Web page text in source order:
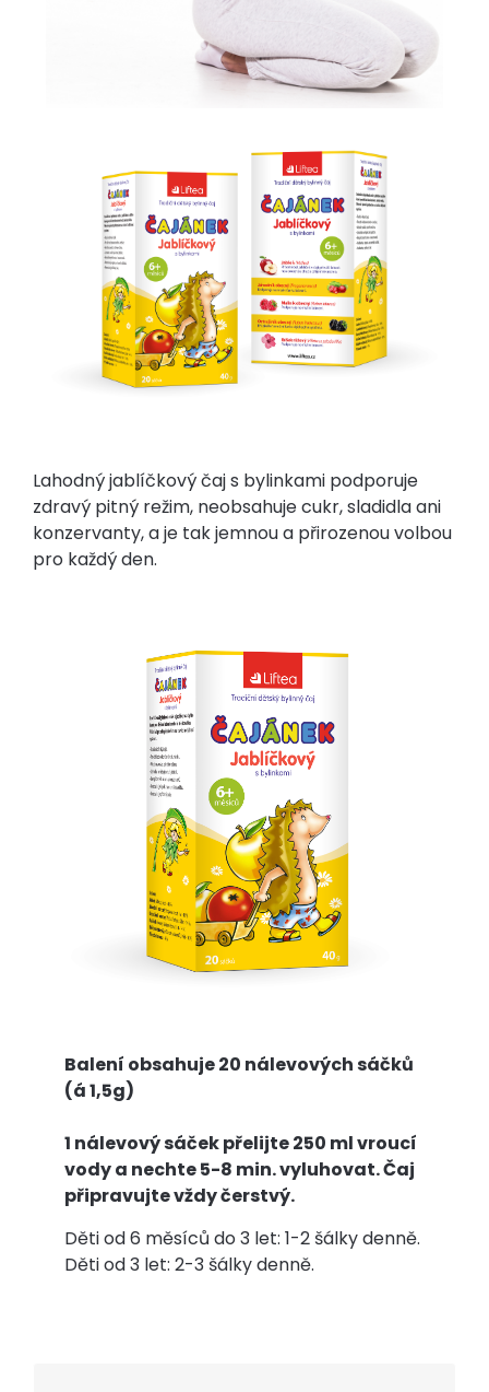
Lahodný jablíčkový čaj s bylinkami podporuje
zdravý pitný režim, neobsahuje cukr, sladidla ani
konzervanty, a je tak jemnou a přirozenou volbou
pro každý den.
Balení obsahuje 20 nálevových sáčků
(á 1,5g)
1 nálevový sáček přelijte 250 ml vroucí
vody a nechte 5-8 min. vyluhovat. Čaj
připravujte vždy čerstvý.
Děti od 6 měsíců do 3 let: 1-2 šálky denně.
Děti od 3 let: 2-3 šálky denně.